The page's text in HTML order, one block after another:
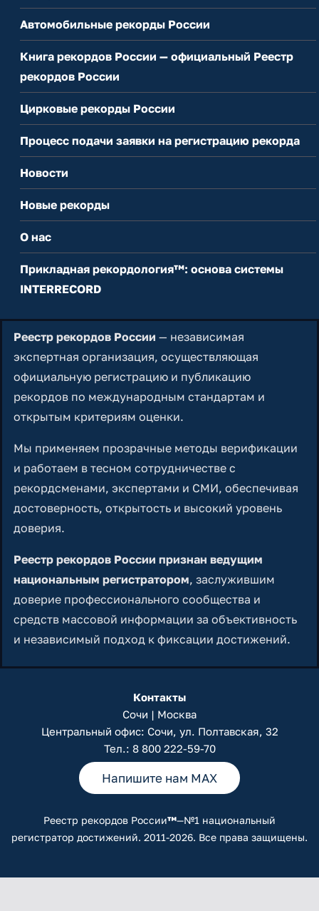
Автомобильные рекорды России
Книга рекордов России — официальный Реестр
рекордов России
Цирковые рекорды России
Процесс подачи заявки на регистрацию рекорда
Новости
Новые рекорды
О нас
Прикладная рекордология™: основа системы
INTERRECORD
Реестр рекордов России — независимая
экспертная организация, осуществляющая
официальную регистрацию и публикацию
рекордов по международным стандартам и
открытым критериям оценки.
Мы применяем прозрачные методы верификации
и работаем в тесном сотрудничестве с
рекордсменами, экспертами и СМИ, обеспечивая
достоверность, открытость и высокий уровень
доверия.
Реестр рекордов России признан ведущим
национальным регистратором, заслужившим
доверие профессионального сообщества и
средств массовой информации за объективность
и независимый подход к фиксации достижений.
Контакты
Сочи | Москва
Центральный офис: Сочи, ул. Полтавская, 32
Тел.: 8 800 222-59-70
Напишите нам MAX
Реестр рекордов России™—№1 национальный
регистратор достижений. 2011-2026. Все права защищены.